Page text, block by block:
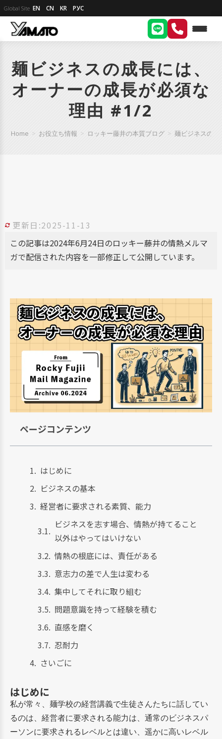
Global Site EN CN KR РУС
麺ビジネスの成長には、
オーナーの成長が必須な
理由 #1/2
Home > お役立ち情報 > ロッキー藤井の本質ブログ > 麺ビジネスの
更新日:2025-11-13
この記事は2024年6月24日のロッキー藤井の情熱メルマ
ガで配信された内容を一部修正して公開しています。
ページコンテンツ
はじめに
ビジネスの基本
経営者に要求される素質、能力
ビジネスを志す場合、情熱が持てること
以外はやってはいけない
情熱の根底には、責任がある
意志力の差で人生は変わる
集中してそれに取り組む
問題意識を持って経験を積む
直感を磨く
忍耐力
さいごに
はじめに
私が常々、麺学校の経営講義で生徒さんたちに話してい
るのは、経営者に要求される能力は、通常のビジネスパ
ーソンに要求されるレベルとは違い、遥かに高いレベル